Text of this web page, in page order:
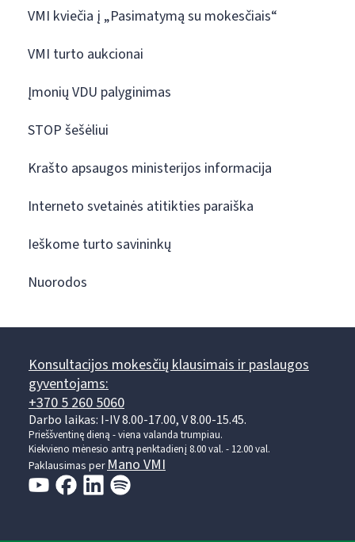
VMI kviečia į „Pasimatymą su mokesčiais“
VMI turto aukcionai
Įmonių VDU palyginimas
STOP šešėliui
Krašto apsaugos ministerijos informacija
Interneto svetainės atitikties paraiška
Ieškome turto savininkų
Nuorodos
Konsultacijos mokesčių klausimais ir paslaugos
gyventojams:
+370 5 260 5060
Darbo laikas: I-IV 8.00-17.00, V 8.00-15.45.
Prieššventinę dieną - viena valanda trumpiau.
Kiekvieno mėnesio antrą penktadienį 8.00 val. - 12.00 val.
Paklausimas per Mano VMI